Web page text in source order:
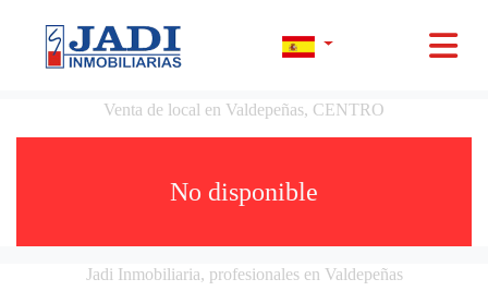
Venta de local en Valdepeñas, CENTRO
No disponible
Jadi Inmobiliaria, profesionales en Valdepeñas